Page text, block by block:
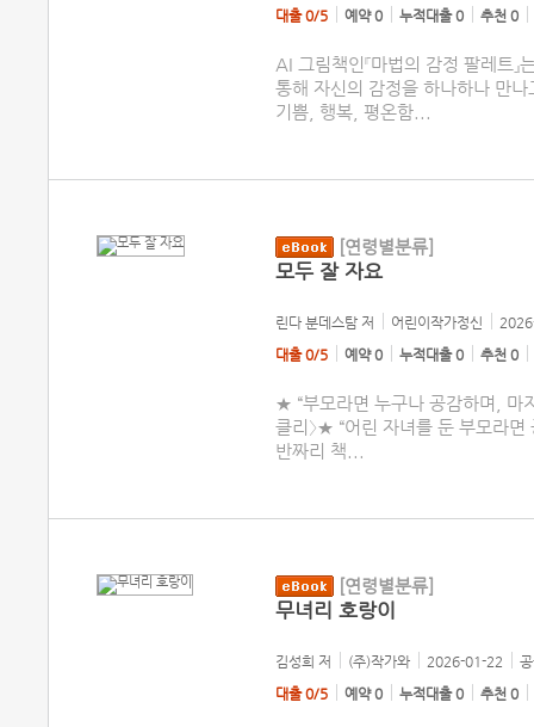
대출 0/5
예약 0 누적대출 0 추천 0
AI 그림책인『마법의 감정 팔레트
통해 자신의 감정을 하나하나 만
기쁨, 행복, 평온함
[연령별분류]
모두 잘 자요
린다 분데스탐 저 어린이작가정신
대출 0/5
예약 0 누적대출 0 추천 0
★ “부모라면 누구나 공감하며, 마
클리〉★ “어린 자녀를 둔 부모라면
반짜리 책
[연령별분류]
무녀리 호랑이
김성희 저 (주)작가와 2026-01-22
대출 0/5
예약 0 누적대출 0 추천 0